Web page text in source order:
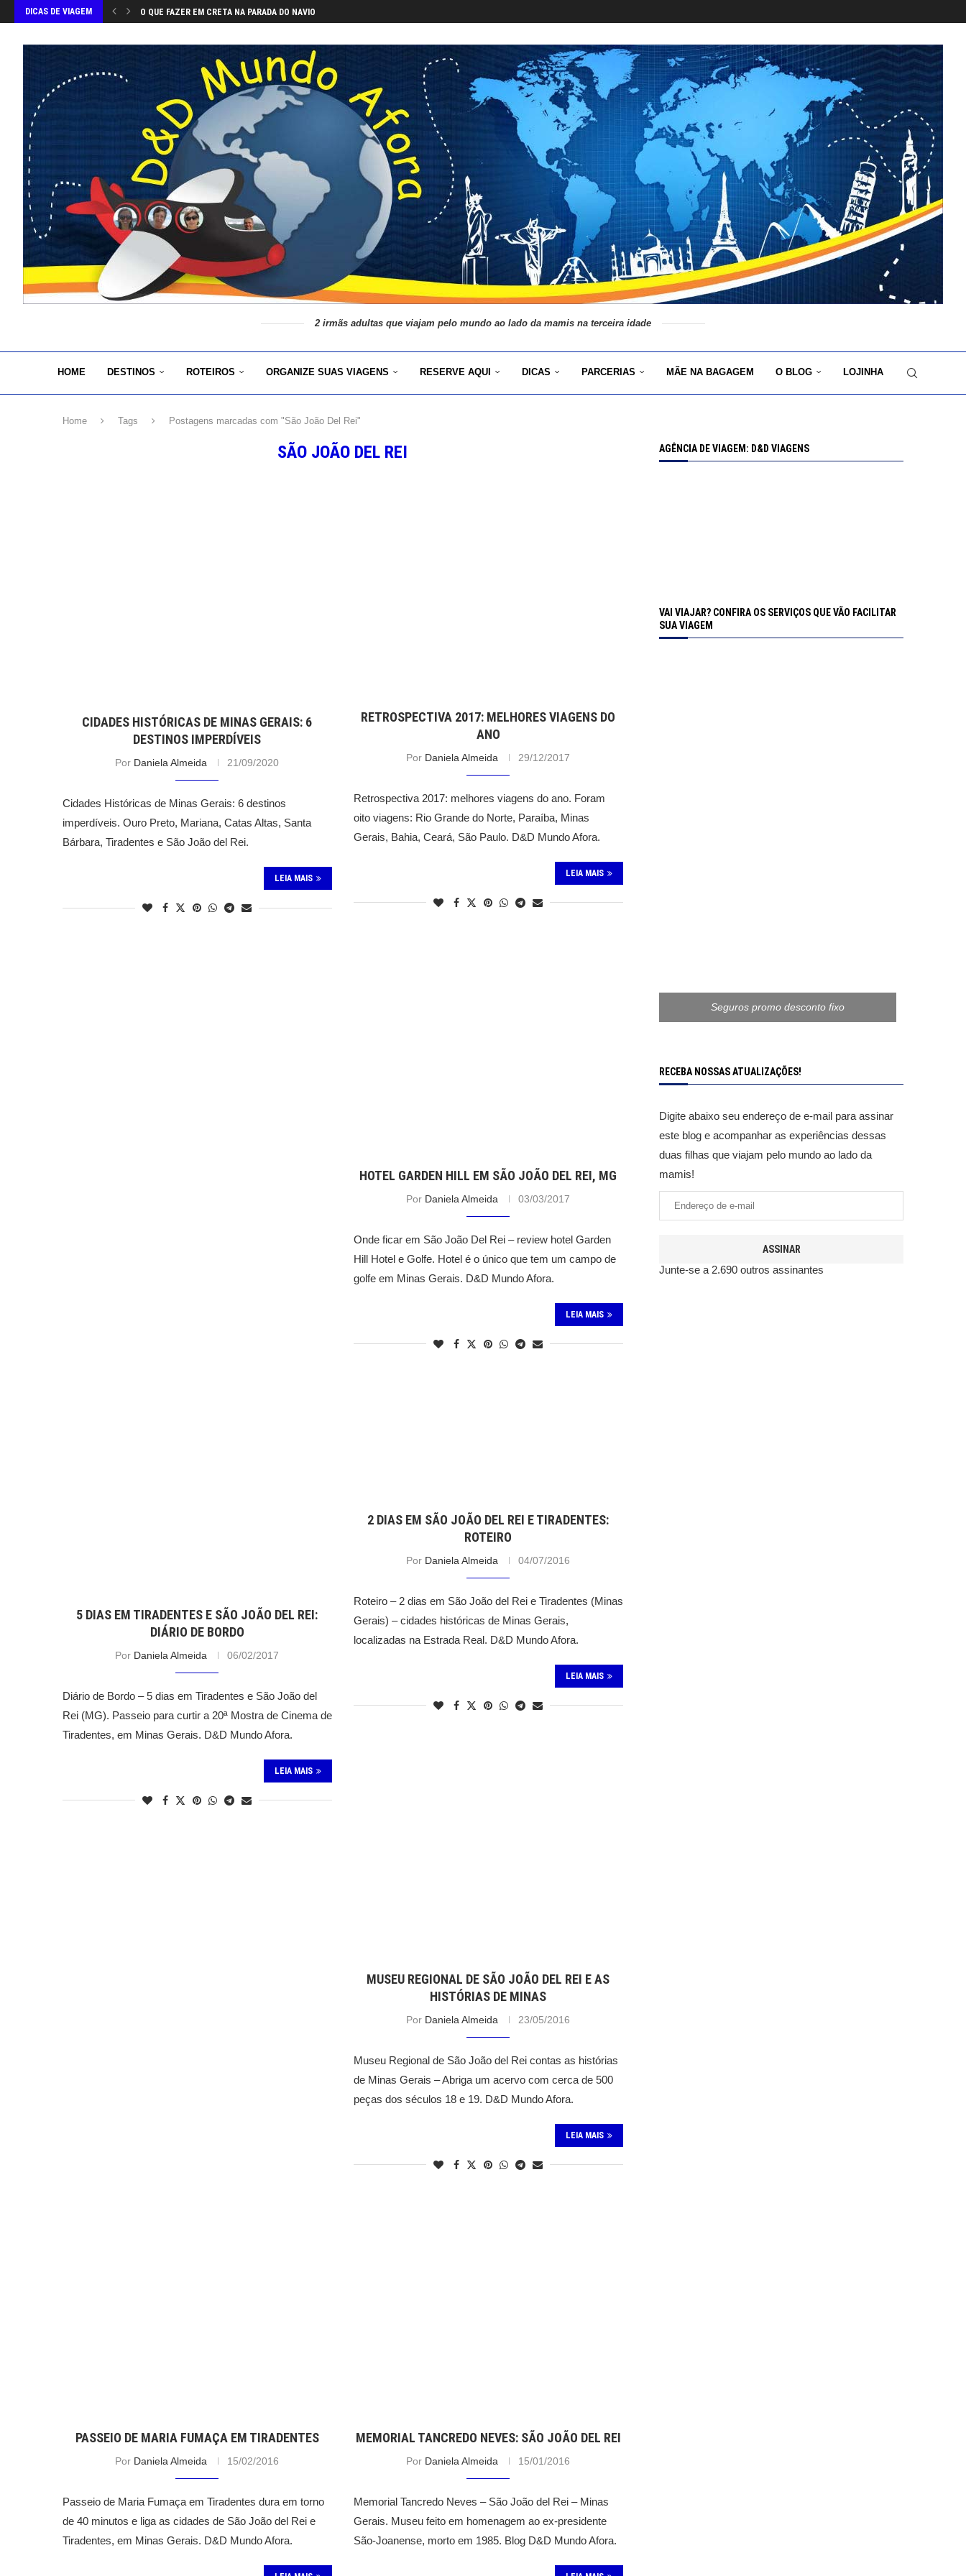
DICAS DE VIAGEM O QUE FAZER EM CRETA NA PARADA DO NAVIO
2 irmãs adultas que viajam pelo mundo ao lado da mamis na terceira idade
HOME DESTINOS ROTEIROS ORGANIZE SUAS VIAGENS RESERVE AQUI DICAS PARCERIAS MÃE NA BAGAGEM O BLOG LOJINHA
Home Tags Postagens marcadas com "São João Del Rei"
SÃO JOÃO DEL REI
CIDADES HISTÓRICAS DE MINAS GERAIS: 6
DESTINOS IMPERDÍVEIS
Por Daniela Almeida 21/09/2020
Cidades Históricas de Minas Gerais: 6 destinos
imperdíveis. Ouro Preto, Mariana, Catas Altas, Santa
Bárbara, Tiradentes e São João del Rei.
LEIA MAIS
RETROSPECTIVA 2017: MELHORES VIAGENS DO
ANO
Por Daniela Almeida 29/12/2017
Retrospectiva 2017: melhores viagens do ano. Foram
oito viagens: Rio Grande do Norte, Paraíba, Minas
Gerais, Bahia, Ceará, São Paulo. D&D Mundo Afora.
LEIA MAIS
HOTEL GARDEN HILL EM SÃO JOÃO DEL REI, MG
Por Daniela Almeida 03/03/2017
Onde ficar em São João Del Rei – review hotel Garden
Hill Hotel e Golfe. Hotel é o único que tem um campo de
golfe em Minas Gerais. D&D Mundo Afora.
LEIA MAIS
5 DIAS EM TIRADENTES E SÃO JOÃO DEL REI:
DIÁRIO DE BORDO
Por Daniela Almeida 06/02/2017
Diário de Bordo – 5 dias em Tiradentes e São João del
Rei (MG). Passeio para curtir a 20ª Mostra de Cinema de
Tiradentes, em Minas Gerais. D&D Mundo Afora.
LEIA MAIS
2 DIAS EM SÃO JOÃO DEL REI E TIRADENTES:
ROTEIRO
Por Daniela Almeida 04/07/2016
Roteiro – 2 dias em São João del Rei e Tiradentes (Minas
Gerais) – cidades históricas de Minas Gerais,
localizadas na Estrada Real. D&D Mundo Afora.
LEIA MAIS
MUSEU REGIONAL DE SÃO JOÃO DEL REI E AS
HISTÓRIAS DE MINAS
Por Daniela Almeida 23/05/2016
Museu Regional de São João del Rei contas as histórias
de Minas Gerais – Abriga um acervo com cerca de 500
peças dos séculos 18 e 19. D&D Mundo Afora.
LEIA MAIS
PASSEIO DE MARIA FUMAÇA EM TIRADENTES
Por Daniela Almeida 15/02/2016
Passeio de Maria Fumaça em Tiradentes dura em torno
de 40 minutos e liga as cidades de São João del Rei e
Tiradentes, em Minas Gerais. D&D Mundo Afora.
MEMORIAL TANCREDO NEVES: SÃO JOÃO DEL REI
Por Daniela Almeida 15/01/2016
Memorial Tancredo Neves – São João del Rei – Minas
Gerais. Museu feito em homenagem ao ex-presidente
São-Joanense, morto em 1985. Blog D&D Mundo Afora.
AGÊNCIA DE VIAGEM: D&D VIAGENS
VAI VIAJAR? CONFIRA OS SERVIÇOS QUE VÃO FACILITAR
SUA VIAGEM
Seguros promo desconto fixo
RECEBA NOSSAS ATUALIZAÇÕES!
Digite abaixo seu endereço de e-mail para assinar
este blog e acompanhar as experiências dessas
duas filhas que viajam pelo mundo ao lado da
mamis!
ASSINAR
Junte-se a 2.690 outros assinantes